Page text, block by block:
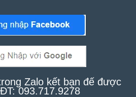
Zalo kết bạn để được
093.717.9278